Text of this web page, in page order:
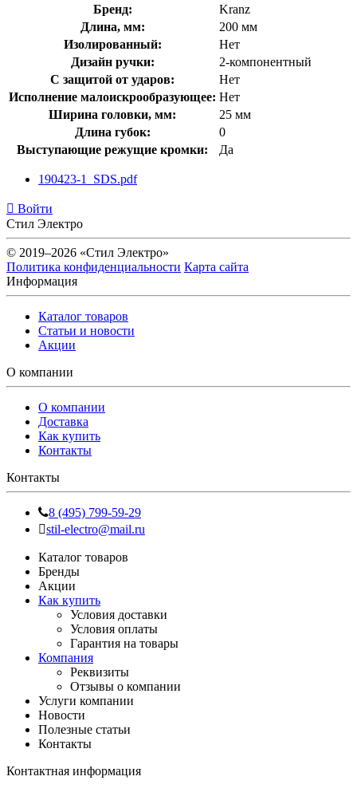
Бренд:
Kranz
Длина, мм:
200 мм
Изолированный:
Нет
Дизайн ручки:
2-компонентный
С защитой от ударов:
Нет
Исполнение малоискрообразующее: Нет
Ширина головки, мм:
25 мм
Длина губок:
0
Выступающие режущие кромки:
Да
190423-1_SDS.pdf
Войти
Стил Электро
© 2019–2026 «Стил Электро»
Политика конфиденциальности Карта сайта
Информация
Каталог товаров
Статьи и новости
Акции
О компании
О компании
Доставка
Как купить
Контакты
Контакты
8 (495) 799-59-29
stil-electro@mail.ru
Каталог товаров
Бренды
Акции
Как купить
Условия доставки
Условия оплаты
Гарантия на товары
Компания
Реквизиты
Отзывы о компании
Услуги компании
Новости
Полезные статьи
Контакты
Контактная информация